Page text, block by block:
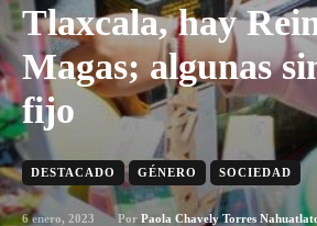
Tlaxcala, hay
Magas; algunas
fijo
DESTACADO GÉNERO SOCIEDAD
6 enero, 2023 Por Paola Chavely Torres